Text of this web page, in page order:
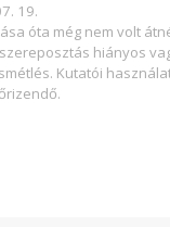
19.
óta még nem volt
hiányos
Kutatói